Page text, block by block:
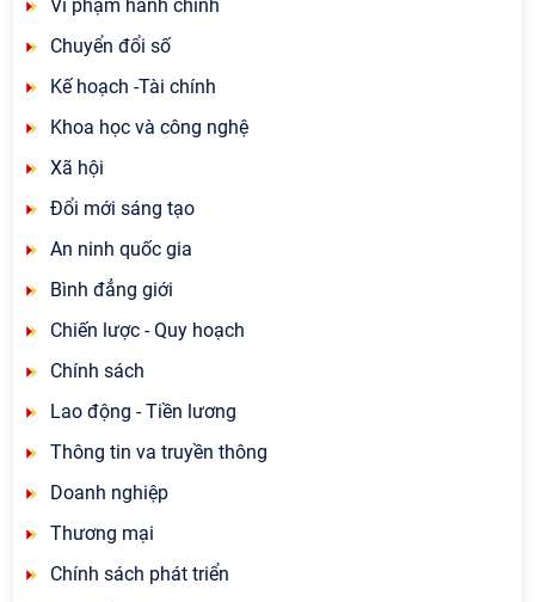
Vi phạm hành chính
Chuyển đổi số
Kế hoạch -Tài chính
Khoa học và công nghệ
Xã hội
Đổi mới sáng tạo
An ninh quốc gia
Bình đẳng giới
Chiến lược - Quy hoạch
Chính sách
Lao động - Tiền lương
Thông tin va truyền thông
Doanh nghiệp
Thương mại
Chính sách phát triển